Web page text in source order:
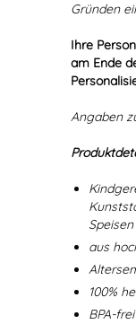
Gründen
Ihre
am Ende
Angaben
Speisen
aus
100%
BPA-frei